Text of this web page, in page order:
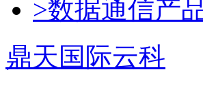
>数据通信产
鼎天国际云科